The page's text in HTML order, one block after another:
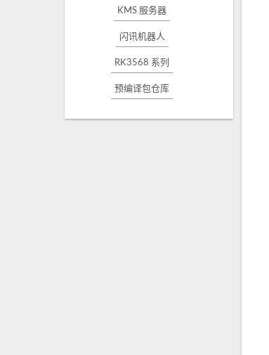
KMS 服务器
闪讯机器人
RK3568 系列
预编译包仓库